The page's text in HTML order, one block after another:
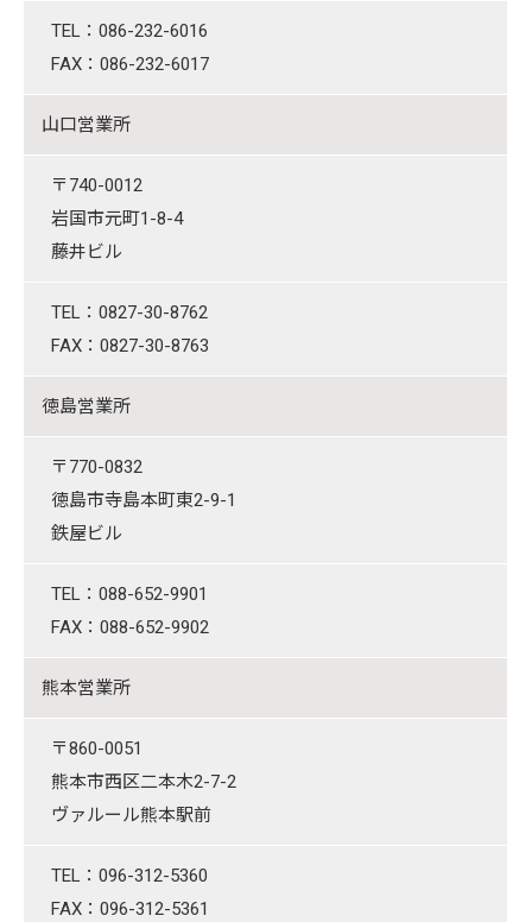
TEL：086-232-6016
FAX：086-232-6017
山口営業所
〒740-0012
岩国市元町1-8-4
藤井ビル
TEL：0827-30-8762
FAX：0827-30-8763
徳島営業所
〒770-0832
徳島市寺島本町東2-9-1
鉄屋ビル
TEL：088-652-9901
FAX：088-652-9902
熊本営業所
〒860-0051
熊本市西区二本木2-7-2
ヴァルール熊本駅前
TEL：096-312-5360
FAX：096-312-5361